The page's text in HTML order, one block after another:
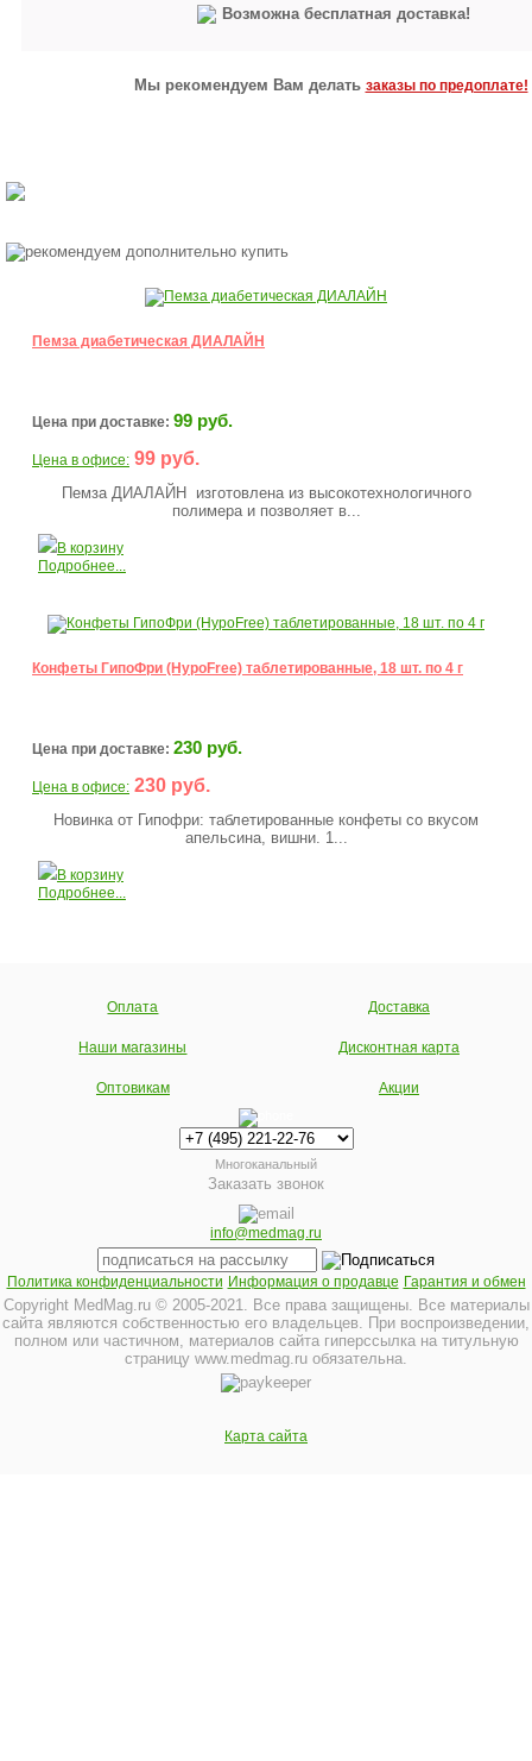
Возможна бесплатная доставка!
Мы рекомендуем Вам делать заказы по предоплате!
Пемза диабетическая ДИАЛАЙН
Цена при доставке: 99 руб.
Цена в офисе: 99 руб.
Пемза ДИАЛАЙН изготовлена из высокотехнологичного
полимера и позволяет в...
В корзину
Подробнее...
Конфеты ГипоФри (HypoFree) таблетированные, 18 шт. по 4 г
Цена при доставке: 230 руб.
Цена в офисе: 230 руб.
Новинка от Гипофри: таблетированные конфеты со вкусом
апельсина, вишни. 1...
В корзину
Подробнее...
Оплата Доставка
Наши магазины Дисконтная карта
Оптовикам Акции
Многоканальный
Заказать звонок
info@medmag.ru
Политика конфиденциальности Информация о продавце Гарантия и обмен
Copyright MedMag.ru © 2005-2021. Все права защищены. Все материалы
сайта являются собственностью его владельцев. При воспроизведении,
полном или частичном, материалов сайта гиперссылка на титульную
страницу www.medmag.ru обязательна.
Карта сайта